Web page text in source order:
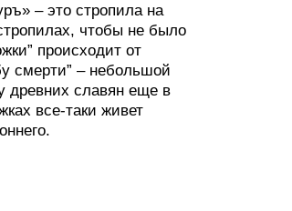
– это стропила на
чтобы не было
происходит от
смерти” – небольшой
древних славян еще в
все-таки живет